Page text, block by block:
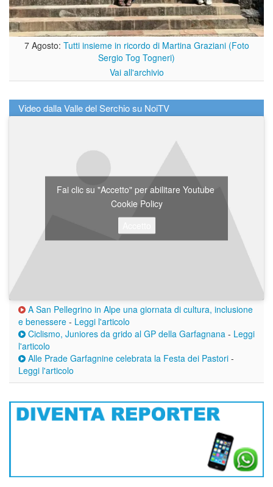
7 Agosto: Tutti insieme in ricordo di Martina Graziani (Foto
Sergio Tog Togneri)
Vai all'archivio
Video dalla Valle del Serchio su NoiTV
Fai clic su "Accetto" per abilitare Youtube
Cookie Policy
A San Pellegrino in Alpe una giornata di cultura, inclusione
e benessere - Leggi l'articolo
Ciclismo, Juniores da grido al GP della Garfagnana - Leggi
l'articolo
Alle Prade Garfagnine celebrata la Festa dei Pastori -
Leggi l'articolo